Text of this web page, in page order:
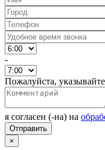
-
Пожалуйста,
я согласен (-на) на
×